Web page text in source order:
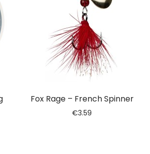
Fox Rage – French Spinner
€3.59